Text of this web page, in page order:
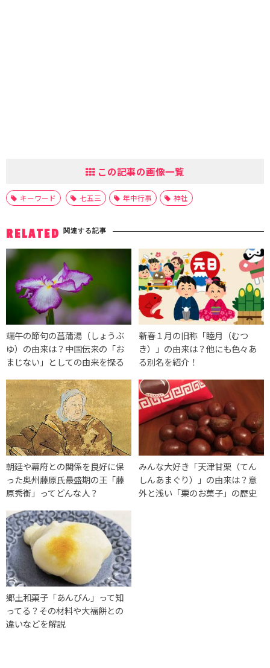
この記事の画像一覧
キーワード 七五三 年中行事 神社
RELATED 関連する記事
端午の節句の菖蒲湯（しょうぶ
ゆ）の由来は？中国伝来の「お
まじない」としての由来を探る
新春１月の旧称「睦月（むつ
き）」の由来は？他にも色々あ
る別名を紹介！
朝廷や幕府との関係を良好に保
った奥州藤原氏最盛期の王「藤
原秀衡」ってどんな人？
みんな大好き「天津甘栗（てん
しんあまぐり）」の由来は？意
外と浅い「栗のお菓子」の歴史
郷土和菓子「あんびん」って知
ってる？その材料や大福餅との
違いなどを解説